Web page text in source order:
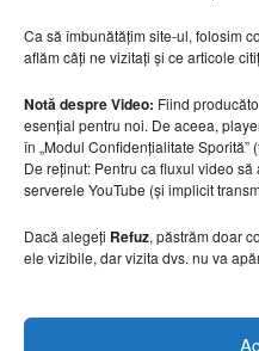
Ca să îmbunătățim site-ul, folosim
aflăm câți ne vizitați și ce articole
Notă despre Video: Fiind
esențial pentru noi. De aceea,
în „Modul Confidențialitate Sporită”
De reținut: Pentru ca fluxul video
serverele YouTube (și implicit
Dacă alegeți Refuz, păstrăm doar
ele vizibile, dar vizita dvs. nu va
DESIGN
OPINII &
Articole
Cele mai impresionante
7 august 2026
Ouse Valley Viaduct,